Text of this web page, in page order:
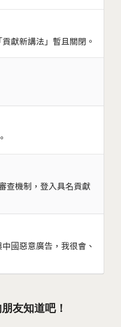
獻新講法」暫且關閉。
查機制，登入具名貢獻
國惡意廣告，我很會、
友知道吧！